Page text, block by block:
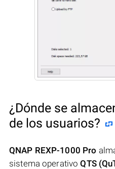
¿Dónde se
de los usuarios?
QNAP REXP-1000 Pro
sistema operativoQTS